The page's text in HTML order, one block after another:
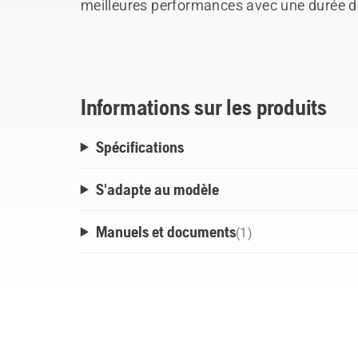
meilleures performances avec une durée
afin que vous puissiez facilement
Informations sur les produits
Spécifications
S'adapte au modèle
Manuels et documents(1 )